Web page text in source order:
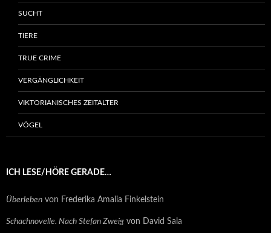
SUCHT
TIERE
TRUE CRIME
VERGÄNGLICHKEIT
VIKTORIANISCHES ZEITALTER
VÖGEL
ICH LESE/HÖRE GERADE…
Überleben von Frederika Amalia Finkelstein
Schachnovelle. Nach Stefan Zweig von David Sala